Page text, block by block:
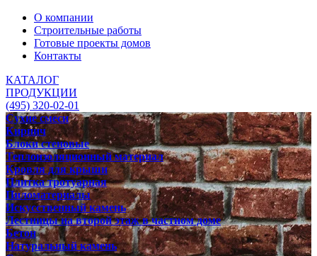
О компании
Строительные работы
Готовые проекты домов
Контакты
КАТАЛОГ
ПРОДУКЦИИ
(495) 320-02-01
Сухие смеси
Кирпич
Блоки стеновые
Теплоизоляционный материал
Кровля для крыши
Плитка тротуарная
Пиломатериалы
Искусственный камень
Лестницы на второй этаж в частном доме
Бетон
Натуральный камень